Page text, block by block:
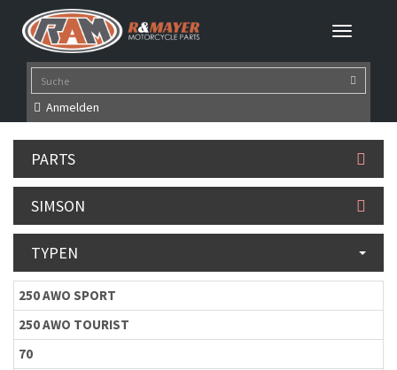
Anmelden
PARTS
SIMSON
TYPEN
250 AWO SPORT
250 AWO TOURIST
70